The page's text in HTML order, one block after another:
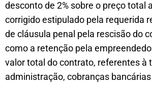
desconto de 2% sobre o preço total
corrigido estipulado pela requerida
de cláusula penal pela rescisão do
como a retenção pela
valor total do contrato, referentes à
administração, cobranças